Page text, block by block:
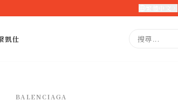
凱仕
BALENCIAGA